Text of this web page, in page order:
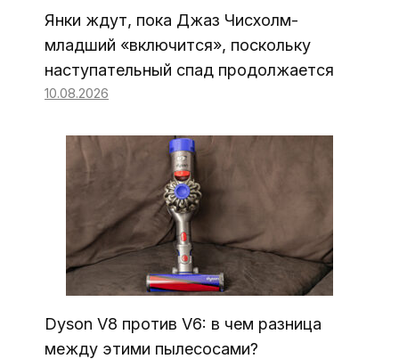
Янки ждут, пока Джаз Чисхолм-
младший «включится», поскольку
наступательный спад продолжается
10.08.2026
Dyson V8 против V6: в чем разница
между этими пылесосами?